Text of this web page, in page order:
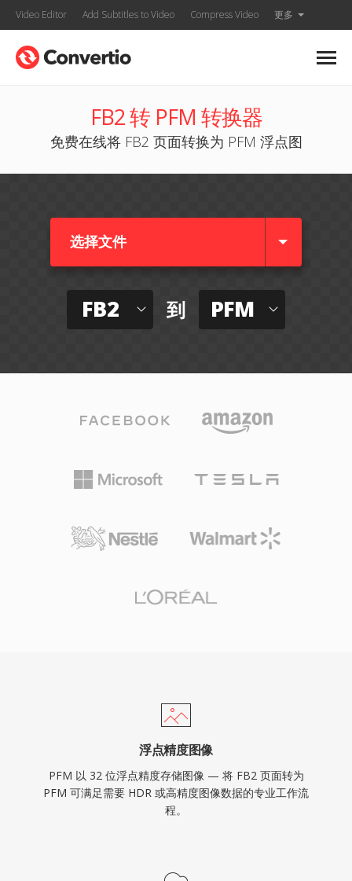
Video Editor Add Subtitles to Video Compress Video 更多
FB2 转 PFM 转换器
免费在线将 FB2 页面转换为 PFM 浮点图
选择文件
FB2 到 PFM
浮点精度图像
PFM 以 32 位浮点精度存储图像 — 将 FB2 页面转为
PFM 可满足需要 HDR 或高精度图像数据的专业工作流
程。